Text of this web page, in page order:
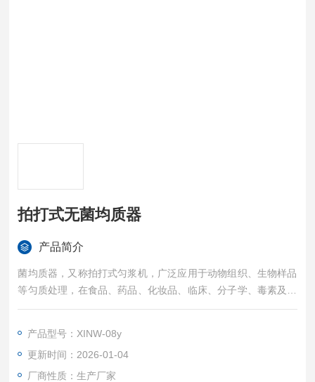
拍打式无菌均质器
产品简介
菌均质器，又称拍打式匀浆机，广泛应用于动物组织、生物样品
等匀质处理，在食品、药品、化妆品、临床、分子学、毒素及细
菌检测等领域均可应用，特别适合于微生物检测样本的制备。拍
产品型号：XINW-08y
更新时间：2026-01-04
厂商性质：生产厂家